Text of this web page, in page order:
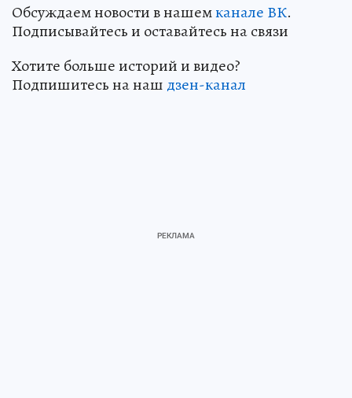
Обсуждаем новости в нашемканале ВК.
Подписывайтесь и оставайтесь на связи
Хотите больше историй и видео?
Подпишитесь на наш дзен-канал